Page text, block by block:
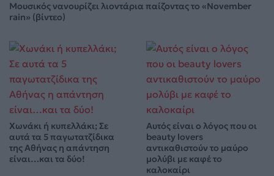
Μουσικός νανουρίζει λιοντάρια παίζοντας το «November
rain» (βίντεο)
Χωνάκι ή κυπελλάκι; Σε
αυτά τα 5 παγωτατζίδικα
της Αθήνας η απάντηση
είναι…και τα δύο!
Αυτός είναι ο λόγος που οι
beauty lovers
αντικαθιστούν το μαύρο
μολύβι με καφέ το
καλοκαίρι